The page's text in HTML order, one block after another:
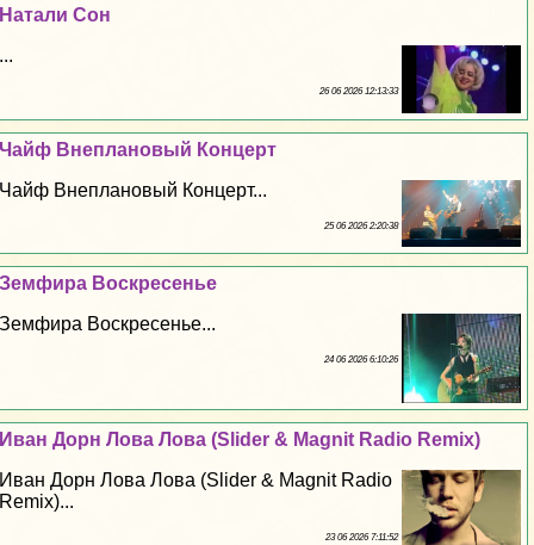
Натали Сон
...
26 06 2026 12:13:33
Чайф Внеплановый Концерт
Чайф Внеплановый Концерт...
25 06 2026 2:20:38
Земфира Воскресенье
Земфира Воскресенье...
24 06 2026 6:10:26
Иван Дорн Лова Лова (Slider & Magnit Radio Remix)
Иван Дорн Лова Лова (Slider & Magnit Radio
Remix)...
23 06 2026 7:11:52